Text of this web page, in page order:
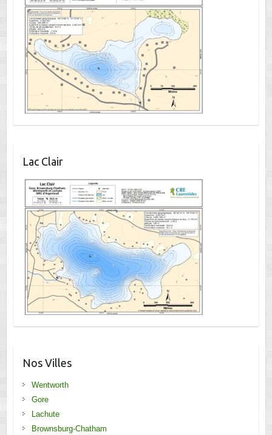
Lac Clair
Nos Villes
Wentworth
Gore
Lachute
Brownsburg-Chatham